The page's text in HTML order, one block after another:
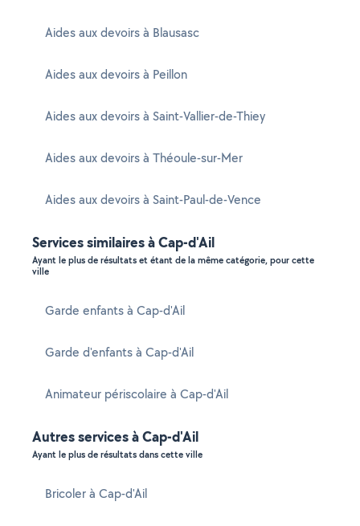
Aides aux devoirs à Blausasc
Aides aux devoirs à Peillon
Aides aux devoirs à Saint-Vallier-de-Thiey
Aides aux devoirs à Théoule-sur-Mer
Aides aux devoirs à Saint-Paul-de-Vence
Services similaires à Cap-d'Ail
Ayant le plus de résultats et étant de la même catégorie, pour cette
ville
Garde enfants à Cap-d'Ail
Garde d'enfants à Cap-d'Ail
Animateur périscolaire à Cap-d'Ail
Autres services à Cap-d'Ail
Ayant le plus de résultats dans cette ville
Bricoler à Cap-d'Ail